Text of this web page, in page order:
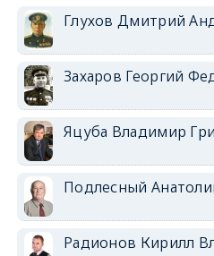
Глухов Дмитрий
Захаров Георгий
Яцуба Владимир
Подлесный
Радионов Кирилл